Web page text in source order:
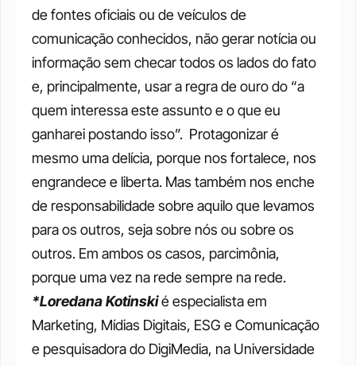
de fontes oficiais ou de veículos de
comunicação conhecidos, não gerar notícia ou
informação sem checar todos os lados do fato
e, principalmente, usar a regra de ouro do “a
quem interessa este assunto e o que eu
ganharei postando isso”. Protagonizar é
mesmo uma delícia, porque nos fortalece, nos
engrandece e liberta. Mas também nos enche
de responsabilidade sobre aquilo que levamos
para os outros, seja sobre nós ou sobre os
outros. Em ambos os casos, parcimônia,
porque uma vez na rede sempre na rede.
*Loredana Kotinski é especialista em
Marketing, Mídias Digitais, ESG e Comunicação
e pesquisadora do DigiMedia, na Universidade